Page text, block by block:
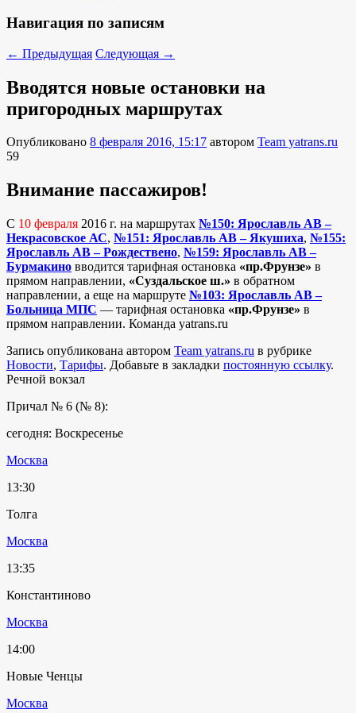
Навигация по записям
← Предыдущая Следующая →
Вводятся новые остановки на
пригородных маршрутах
Опубликовано 8 февраля 2016, 15:17 автором Team yatrans.ru
59
Внимание пассажиров!
С 10 февраля 2016 г. на маршрутах №150: Ярославль АВ –
Некрасовское АС, №151: Ярославль АВ – Якушиха, №155:
Ярославль АВ – Рождествено, №159: Ярославль АВ –
Бурмакино вводится тарифная остановка «пр.Фрунзе» в
прямом направлении, «Суздальское ш.» в обратном
направлении, а еще на маршруте №103: Ярославль АВ –
Больница МПС — тарифная остановка «пр.Фрунзе» в
прямом направлении. Команда yatrans.ru
Запись опубликована автором Team yatrans.ru в рубрике
Новости, Тарифы. Добавьте в закладки постоянную ссылку.
Речной вокзал
Причал № 6 (№ 8):
сегодня: Воскресенье
Москва
13:30
Толга
Москва
13:35
Константиново
Москва
14:00
Новые Ченцы
Москва